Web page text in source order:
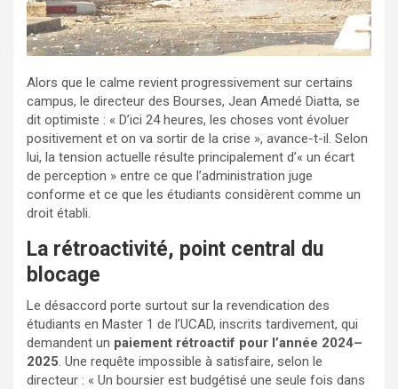
Alors que le calme revient progressivement sur certains
campus, le directeur des Bourses, Jean Amedé Diatta, se
dit optimiste : « D’ici 24 heures, les choses vont évoluer
positivement et on va sortir de la crise », avance-t-il. Selon
lui, la tension actuelle résulte principalement d’« un écart
de perception » entre ce que l’administration juge
conforme et ce que les étudiants considèrent comme un
droit établi.
La rétroactivité, point central du
blocage
Le désaccord porte surtout sur la revendication des
étudiants en Master 1 de l’UCAD, inscrits tardivement, qui
demandent un paiement rétroactif pour l’année 2024–
2025 . Une requête impossible à satisfaire, selon le
directeur : « Un boursier est budgétisé une seule fois dans